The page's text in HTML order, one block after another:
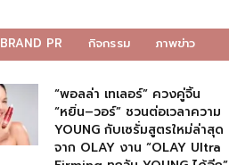
BRAND PR กิจกรรม ภาพข่าว
“พอลล่า เทเลอร์” ควงคู่จิ้น
“หยิ่น–วอร์” ชวนต่อเวลาความ
YOUNG กับเซรั่มสูตรใหม่ล่าสุด
จาก OLAY งาน “OLAY Ultra